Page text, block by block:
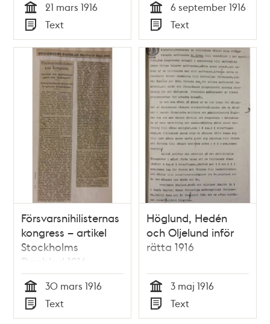
Tid
21 mars 1916
Typ
Text Tid
6 september 1916
Typ
Text
Försvarsnihilisternas
kongress – artikel
Stockholms
Dagblad 1916
Tid
30 mars 1916
Typ
Text
Höglund, Hedén
och Oljelund inför
rätta 1916
Tid
3 maj 1916
Typ
Text